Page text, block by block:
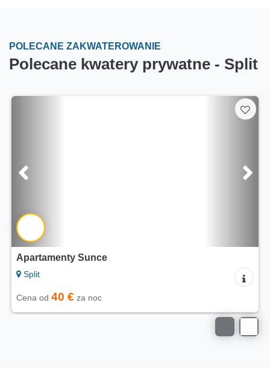
POLECANE ZAKWATEROWANIE
Polecane kwatery prywatne - Split
Apartamenty Sunce
Split
Cena od 40 € za noc